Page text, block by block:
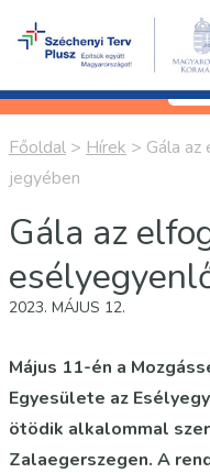
Főoldal > Hírek > Gála
jegyében
Gála az
2023. MÁJUS 12.
Május 11-én a
Egyesülete az
ötödik alkalommal
Zalaegerszegen. A